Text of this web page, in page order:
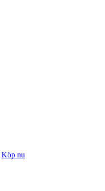
Köp nu